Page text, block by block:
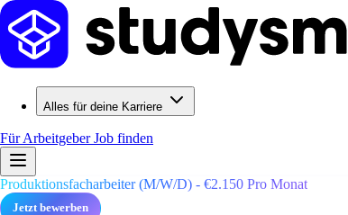
Alles für deine Karriere
Für ArbeitgeberJob finden
Produktionsfacharbeiter (M/W/D) - €2.150 Pro Monat
Jetzt bewerben